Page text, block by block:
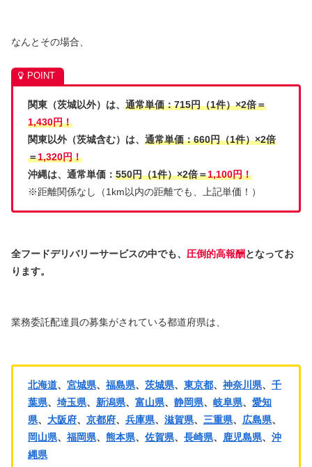
なんとその場合、
関東（茨城以外）は、 通常単価：715円（1件）×2倍＝
1,430円！
関東以外（茨城含む）は、 通常単価：660円（1件）×2倍
＝1,320円！
沖縄は、通常単価： 550円（1件）×2倍＝1,100円！
※距離関係なし（1km以内の距離でも、上記単価！）
全フードデリバリーサービスの中でも、 圧倒的高報酬となってお
ります。
業務委託配達員の募集がされている都道府県は、
北海道、 宮城県、 福島県、 茨城県、 東京都、 神奈川県、 千
葉県、 埼玉県、 新潟県、 富山県、 静岡県、 岐阜県、 愛知
県、 大阪府、 京都府、 兵庫県、 滋賀県、 三重県、 広島県、
岡山県、 福岡県、 熊本県、 佐賀県、 長崎県、 鹿児島県、 沖
縄県